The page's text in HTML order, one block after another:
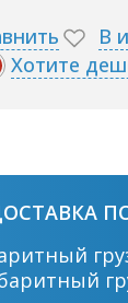
В
Хотите